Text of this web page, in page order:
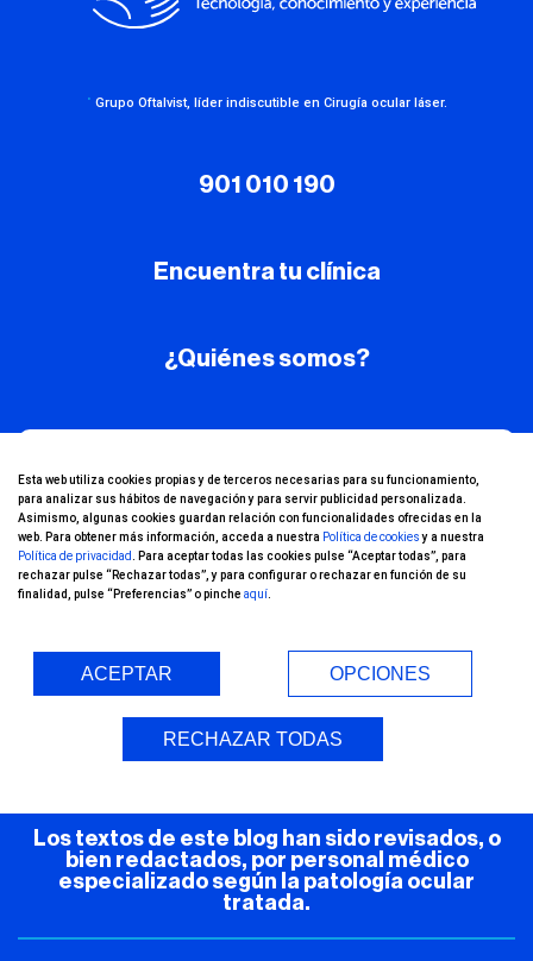
· Grupo Oftalvist, líder indiscutible en Cirugía ocular láser.
901 010 190
Encuentra tu clínica
¿Quiénes somos?
¡Conoce nuestro
canal de YouTube!
Entorno Seguro (COVID-19)
Los textos de este blog han sido revisados, o
bien redactados, por personal médico
especializado según la patología ocular
tratada.
Esta web utiliza cookies propias y de terceros necesarias para su funcionamiento,
para analizar sus hábitos de navegación y para servir publicidad personalizada.
Asimismo, algunas cookies guardan relación con funcionalidades ofrecidas en la
web. Para obtener más información, acceda a nuestra Política de cookiesy a nuestra
Política de privacidad
. Para aceptar todas las cookies pulse “Aceptar todas”, para
rechazar pulse “Rechazar todas”, y para configurar o rechazar en función de su
finalidad, pulse “Preferencias” o pinche aquí
ACEPTAR OPCIONES
RECHAZAR TODAS